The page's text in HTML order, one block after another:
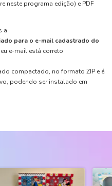
neste programa edição) e PDF
a
para o e-mail cadastrado do
e-mail está correto
compactado, no formato ZIP e é
podendo ser instalado em